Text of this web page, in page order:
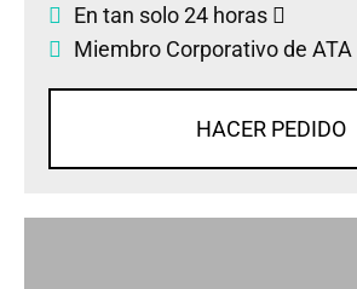
En tan solo 24 horas
Miembro Corporativo de ATA
HACER PEDIDO